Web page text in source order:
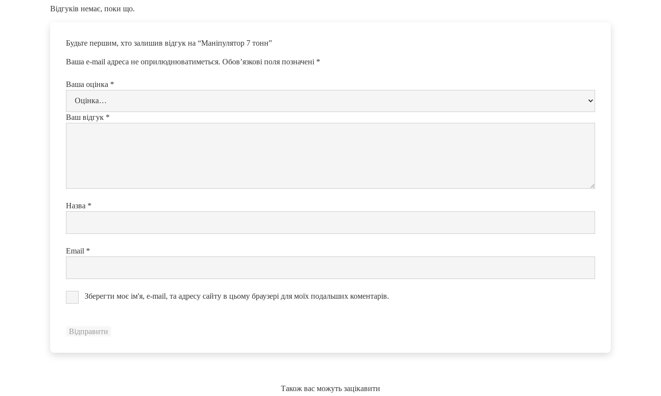
Відгуків немає, поки що.
Будьте першим, хто залишив відгук на “Маніпулятор 7 тонн”
Ваша e-mail адреса не оприлюднюватиметься. Обов’язкові поля позначені *
Ваша оцінка *
Ваш відгук *
Назва *
Email *
Зберегти моє ім'я, e-mail, та адресу сайту в цьому браузері для моїх подальших коментарів.
Також вас можуть зацікавити